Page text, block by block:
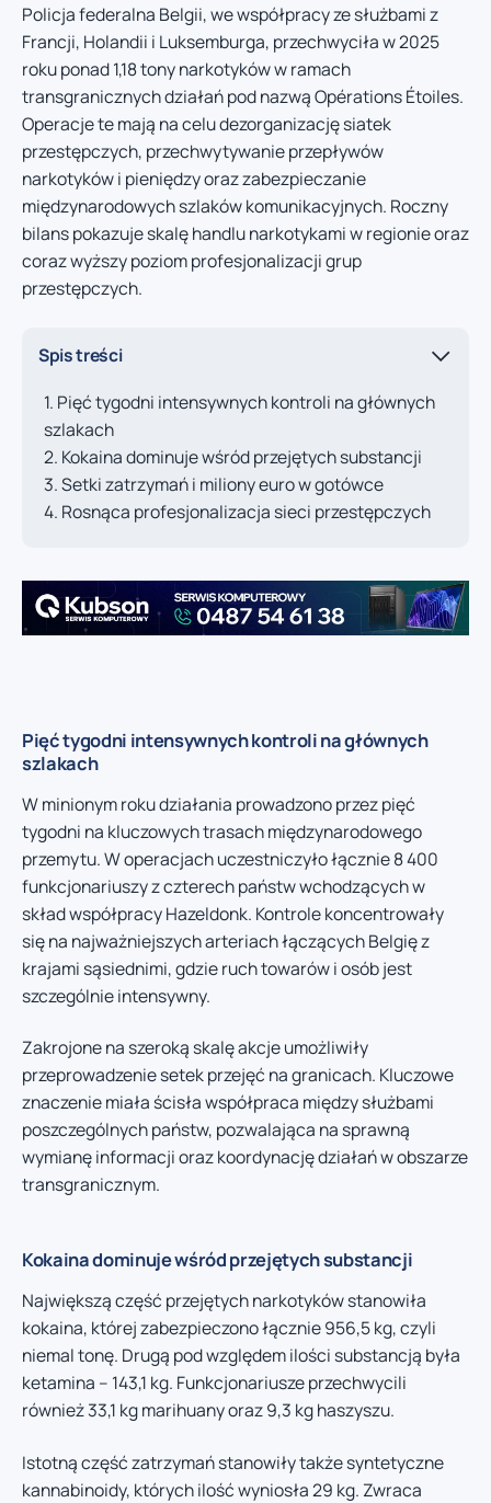
Policja federalna Belgii, we współpracy ze służbami z
Francji, Holandii i Luksemburga, przechwyciła w 2025
roku ponad 1,18 tony narkotyków w ramach
transgranicznych działań pod nazwą Opérations Étoiles.
Operacje te mają na celu dezorganizację siatek
przestępczych, przechwytywanie przepływów
narkotyków i pieniędzy oraz zabezpieczanie
międzynarodowych szlaków komunikacyjnych. Roczny
bilans pokazuje skalę handlu narkotykami w regionie oraz
coraz wyższy poziom profesjonalizacji grup
przestępczych.
Spis treści
Pięć tygodni intensywnych kontroli na głównych
szlakach
Kokaina dominuje wśród przejętych substancji
Setki zatrzymań i miliony euro w gotówce
Rosnąca profesjonalizacja sieci przestępczych
Pięć tygodni intensywnych kontroli na głównych
szlakach
W minionym roku działania prowadzono przez pięć
tygodni na kluczowych trasach międzynarodowego
przemytu. W operacjach uczestniczyło łącznie 8 400
funkcjonariuszy z czterech państw wchodzących w
skład współpracy Hazeldonk. Kontrole koncentrowały
się na najważniejszych arteriach łączących Belgię z
krajami sąsiednimi, gdzie ruch towarów i osób jest
szczególnie intensywny.
Zakrojone na szeroką skalę akcje umożliwiły
przeprowadzenie setek przejęć na granicach. Kluczowe
znaczenie miała ścisła współpraca między służbami
poszczególnych państw, pozwalająca na sprawną
wymianę informacji oraz koordynację działań w obszarze
transgranicznym.
Kokaina dominuje wśród przejętych substancji
Największą część przejętych narkotyków stanowiła
kokaina, której zabezpieczono łącznie 956,5 kg, czyli
niemal tonę. Drugą pod względem ilości substancją była
ketamina – 143,1 kg. Funkcjonariusze przechwycili
również 33,1 kg marihuany oraz 9,3 kg haszyszu.
Istotną część zatrzymań stanowiły także syntetyczne
kannabinoidy, których ilość wyniosła 29 kg. Zwraca